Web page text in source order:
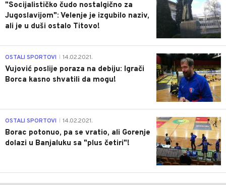
"Socijalističko čudo nostalgično za
Jugoslavijom": Velenje je izgubilo naziv,
ali je u duši ostalo Titovo!
1
OSTALI SPORTOVI 14.02.2021.
Vujović poslije poraza na debiju: Igrači
Borca kasno shvatili da mogu!
3
OSTALI SPORTOVI 14.02.2021.
Borac potonuo, pa se vratio, ali Gorenje
dolazi u Banjaluku sa "plus četiri"!